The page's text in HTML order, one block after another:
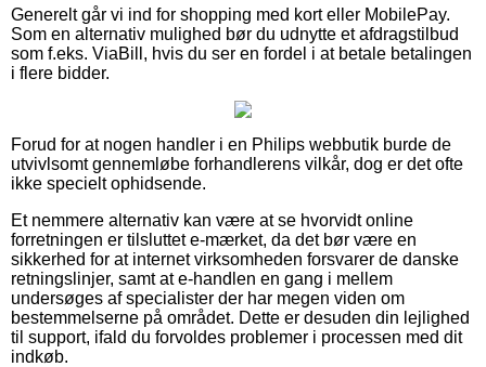
Generelt går vi ind for shopping med kort eller MobilePay.
Som en alternativ mulighed bør du udnytte et afdragstilbud
som f.eks. ViaBill, hvis du ser en fordel i at betale betalingen
i flere bidder.
Forud for at nogen handler i en Philips webbutik burde de
utvivlsomt gennemløbe forhandlerens vilkår, dog er det ofte
ikke specielt ophidsende.
Et nemmere alternativ kan være at se hvorvidt online
forretningen er tilsluttet e-mærket, da det bør være en
sikkerhed for at internet virksomheden forsvarer de danske
retningslinjer, samt at e-handlen en gang i mellem
undersøges af specialister der har megen viden om
bestemmelserne på området. Dette er desuden din lejlighed
til support, ifald du forvoldes problemer i processen med dit
indkøb.